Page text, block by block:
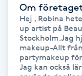
Föning
Gel naglar
Om
Hej , Robina
up artist på
Stockholm.Jag
makeup-Allt
partymakeup
Jag kan också